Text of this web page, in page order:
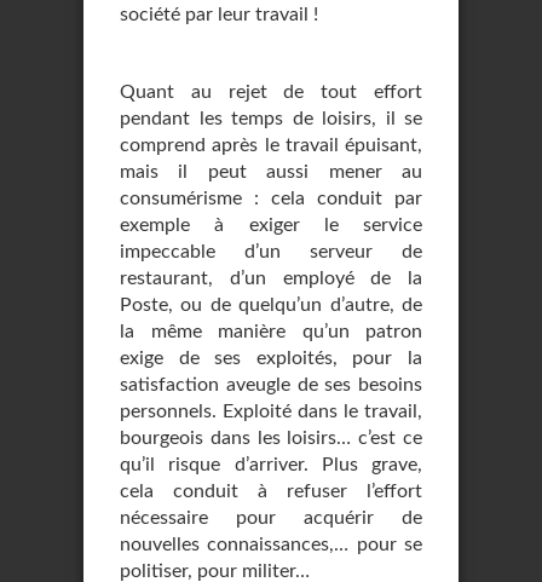
société par leur travail !
Quant au rejet de tout effort
pendant les temps de loisirs, il se
comprend après le travail épuisant,
mais il peut aussi mener au
consumérisme : cela conduit par
exemple à exiger le service
impeccable d’un serveur de
restaurant, d’un employé de la
Poste, ou de quelqu’un d’autre, de
la même manière qu’un patron
exige de ses exploités, pour la
satisfaction aveugle de ses besoins
personnels. Exploité dans le travail,
bourgeois dans les loisirs… c’est ce
qu’il risque d’arriver. Plus grave,
cela conduit à refuser l’effort
nécessaire pour acquérir de
nouvelles connaissances,… pour se
politiser, pour militer…